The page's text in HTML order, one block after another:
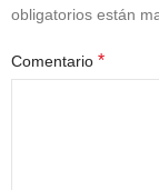
obligatorios están
Comentario *